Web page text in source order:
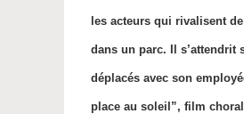
les acteurs qui rivalisent
dans un parc. Il s’attendrit
déplacés avec son
place au soleil”, film